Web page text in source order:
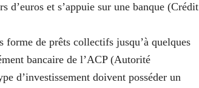
et s’appuie sur une banque (Crédit
de prêts collectifs jusqu’à quelques
bancaire de l’ACP (Autorité
d’investissement doivent posséder un